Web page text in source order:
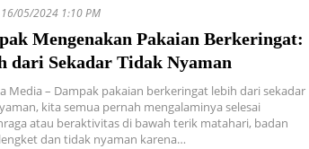
16/05/2024 1:10 PM
Mengenakan Pakaian Berkeringat:
dari Sekadar Tidak Nyaman
Media – Dampak pakaian berkeringat lebih dari sekadar
kita semua pernah mengalaminya selesai
atau beraktivitas di bawah terik matahari, badan
dan tidak nyaman karena…